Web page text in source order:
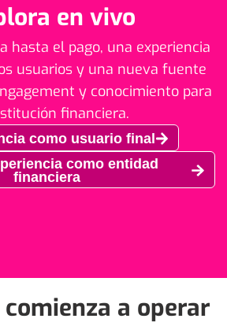
en vivo
hasta el pago, una experiencia
usuarios y una nueva fuente
y conocimiento para
financiera.
como usuario final
como entidad
financiera
a operar